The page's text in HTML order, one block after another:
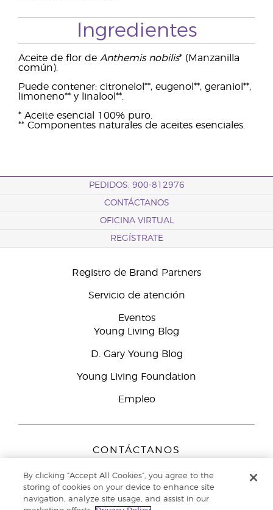
Ingredientes
Aceite de flor de Anthemis nobilis* (Manzanilla
común).
Puede contener: citronelol**, eugenol**, geraniol**,
limoneno** y linalool**.
* Aceite esencial 100% puro.
** Componentes naturales de aceites esenciales.
PEDIDOS: 900-812976
CONTÁCTANOS
OFICINA VIRTUAL
REGÍSTRATE
Registro de Brand Partners
Servicio de atención
Eventos
Young Living Blog
D. Gary Young Blog
Young Living Foundation
Empleo
CONTÁCTANOS
Peizerweg 97
9727 AJ Groningen
Netherlands
By clicking “Accept All Cookies”, you agree to the
storing of cookies on your device to enhance site
navigation, analyze site usage, and assist in our